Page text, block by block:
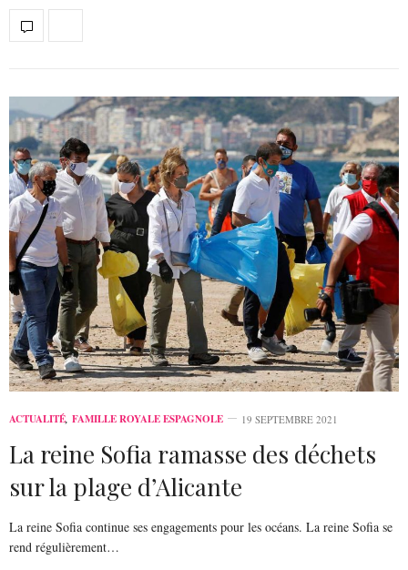
ACTUALITÉ, FAMILLE ROYALE ESPAGNOLE 19 SEPTEMBRE 2021
La reine Sofia ramasse des déchets
sur la plage d’Alicante
La reine Sofia continue ses engagements pour les océans. La reine Sofia se
rend régulièrement…